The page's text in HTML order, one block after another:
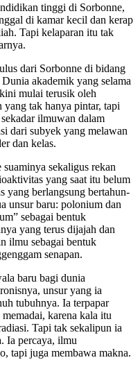
tinggi di Sorbonne,
di kamar kecil dan kerap
Tapi kelaparan itu tak
dari Sorbonne di bidang
akademik yang selama
mulai terusik oleh
yang tak hanya pintar, tapi
ilmuwan dalam
dari subyek yang melawan
dan kelas.
sekaligus rekan
yang saat itu belum
yang berlangsung bertahun-
unsur baru: polonium dan
sebagai bentuk
yang terus dijajah dan
ilmu sebagai bentuk
senapan.
baru bagi dunia
unsur yang ia
tubuhnya. Ia terpapar
karena kala itu
Tapi tak sekalipun ia
Ia percaya, ilmu
tapi juga membawa makna.